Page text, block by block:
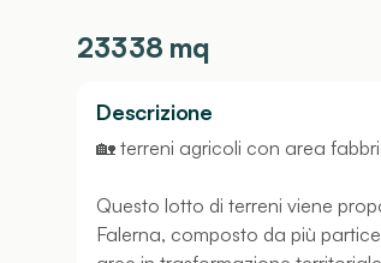
23338 mq
Descrizione
🏡 terreni agricoli con area
Questo lotto di terreni viene
Falerna, composto da più